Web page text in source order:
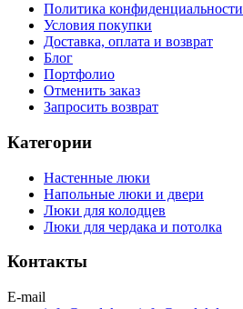
Политика конфиденциальности
Условия покупки
Доставка, оплата и возврат
Блог
Портфолио
Отменить заказ
Запросить возврат
Категории
Настенные люки
Напольные люки и двери
Люки для колодцев
Люки для чердака и потолка
Контакты
E-mail